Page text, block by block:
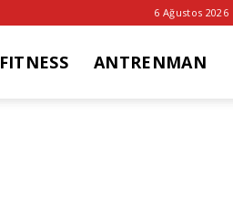
6 Ağustos 2026
FITNESS ANTRENMAN